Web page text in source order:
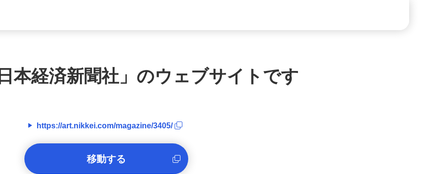
日本経済新聞社 」のウェブサイトです
https://art.nikkei.com/magazine/3405/
移動する